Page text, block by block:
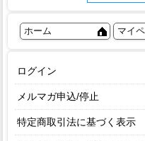
ホーム マイ
ログイン
メルマガ申込/停止
特定商取引法に基づく表示